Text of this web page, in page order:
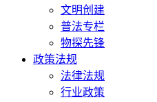
文明创建
普法专栏
物探先锋
政策法规
法律法规
行业政策